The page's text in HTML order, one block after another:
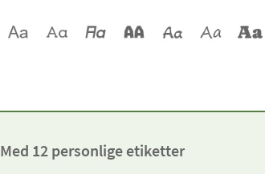
Med 12 personlige etiketter